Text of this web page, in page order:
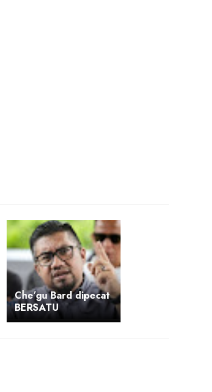
Che’gu Bard dipecat
BERSATU